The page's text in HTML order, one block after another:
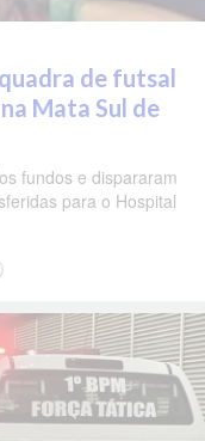
de futsal
Mata Sul de
fundos e dispararam
para o Hospital